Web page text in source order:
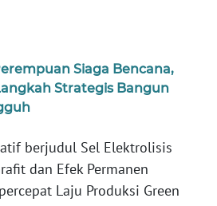
Siaga Bencana,
Strategis Bangun
berjudul Sel Elektrolisis
dan Efek Permanen
Laju Produksi Green